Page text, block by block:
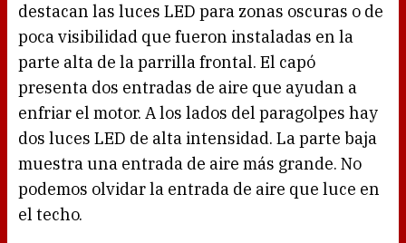
destacan las luces LED para zonas oscuras o de
poca visibilidad que fueron instaladas en la
parte alta de la parrilla frontal. El capó
presenta dos entradas de aire que ayudan a
enfriar el motor. A los lados del paragolpes hay
dos luces LED de alta intensidad. La parte baja
muestra una entrada de aire más grande. No
podemos olvidar la entrada de aire que luce en
el techo.